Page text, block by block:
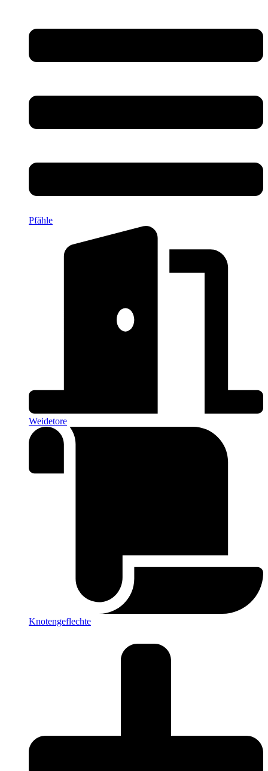
Pfähle
Weidetore
Knotengeflechte